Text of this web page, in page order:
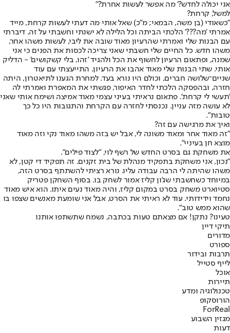
אני יכולה לחדש?' מה אפשר לעשות אחרת?"
למשל, קרחת?
"כשאודי (בן משה, הבמאי; מ"כ) שאל אותי מה דעתי לעשות קרחת, מייד
אמרתי 'מה???' הלכתי הביתה וכל הלילה לא ישנתי וחשבתי על זה. דיברתי
עם הבנות שלי ואמרתי שהרעיון מאוד שובה את ליבי, לעשות משהו אחר,
משהו חדש. כל החיים שלי חשבתי שאני צריכה לכסות את הפנים כי אני
שמנה, ופתאום הרעיון לחשוף את הכל ולהגיד 'זהו, בלי קשקושים' - הדליק
אותי. שתי הבנות שלי מאוד אהבו את הרעיון. התייעצתי עם עוד
שניים־שלושה חברים, וכולם היו נורא בעד. למחרת הגענו לתיאטרון, היתה
חזרה, ובהפסקה הלכתי לחדר האיפור, פגשתי את המאפרת ואמרתי לה
'תעשי לי קרחת'. פתאום נראיתי בעיני עצמי מאוד אמיצה ושימח אותי שאני
לא עושה מזה עניין. נכנסתי לחזרה עם הקרחת והתגובות היו כל כך
טובות".
ואיך את מרגישה עם זה?
"זה מאוד אחר ומאוד משונה לי, אבל יש בזה משהו מאוד נקי וזה מאוד
מוצא חן בעיניי".
את משחקת גם בסרט החדש של רשף לוי, "לצוד פילים".
"נכון, אני משחקת בתפקיד מנהלת של בית זקנים. זה תפקיד די קטן, לא
משהו שהיתה לי הרבה עבודה עליו. נורא רציתי להשתתף בסרט הזה,
במיוחד כשחשבתי שג'ון קליז אמור לשחק בו. בסוף השחקן פטריק
סטיוארט משחק בסרט במקום קליז, והיה מאוד נעים איתו. הוא איש מאוד
נחמד וידידותי. עוד לא ראיתי את הסרט, אבל אני שומעת מאנשים שצפו בו
שהוא ממש טוב".
טעינו? נתקן! אם מצאתם טעות בכתבה, נשמח שתשתפו אותנו
תיקי דיין
מדורים
ספורט
תרבות ובידור
לייף סטייל
אוכל
תיירות
טכנולוגיה ומדע
הורוסקופ
ForReal
מגזין השבוע
דעות